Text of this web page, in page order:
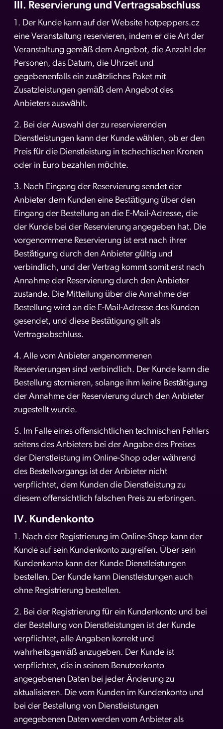
III. Reservierung und Vertragsabschluss
1. Der Kunde kann auf der Website hotpeppers.cz
eine Veranstaltung reservieren, indem er die Art der
Veranstaltung gemäß dem Angebot, die Anzahl der
Personen, das Datum, die Uhrzeit und
gegebenenfalls ein zusätzliches Paket mit
Zusatzleistungen gemäß dem Angebot des
Anbieters auswählt.
2. Bei der Auswahl der zu reservierenden
Dienstleistungen kann der Kunde wählen, ob er den
Preis für die Dienstleistung in tschechischen Kronen
oder in Euro bezahlen möchte.
3. Nach Eingang der Reservierung sendet der
Anbieter dem Kunden eine Bestätigung über den
Eingang der Bestellung an die E-Mail-Adresse, die
der Kunde bei der Reservierung angegeben hat. Die
vorgenommene Reservierung ist erst nach ihrer
Bestätigung durch den Anbieter gültig und
verbindlich, und der Vertrag kommt somit erst nach
Annahme der Reservierung durch den Anbieter
zustande. Die Mitteilung über die Annahme der
Bestellung wird an die E-Mail-Adresse des Kunden
gesendet, und diese Bestätigung gilt als
Vertragsabschluss.
4. Alle vom Anbieter angenommenen
Reservierungen sind verbindlich. Der Kunde kann die
Bestellung stornieren, solange ihm keine Bestätigung
der Annahme der Reservierung durch den Anbieter
zugestellt wurde.
5. Im Falle eines offensichtlichen technischen Fehlers
seitens des Anbieters bei der Angabe des Preises
der Dienstleistung im Online-Shop oder während
des Bestellvorgangs ist der Anbieter nicht
verpflichtet, dem Kunden die Dienstleistung zu
diesem offensichtlich falschen Preis zu erbringen.
IV. Kundenkonto
1. Nach der Registrierung im Online-Shop kann der
Kunde auf sein Kundenkonto zugreifen. Über sein
Kundenkonto kann der Kunde Dienstleistungen
bestellen. Der Kunde kann Dienstleistungen auch
ohne Registrierung bestellen.
2. Bei der Registrierung für ein Kundenkonto und bei
der Bestellung von Dienstleistungen ist der Kunde
verpflichtet, alle Angaben korrekt und
wahrheitsgemäß anzugeben. Der Kunde ist
verpflichtet, die in seinem Benutzerkonto
angegebenen Daten bei jeder Änderung zu
aktualisieren. Die vom Kunden im Kundenkonto und
bei der Bestellung von Dienstleistungen
angegebenen Daten werden vom Anbieter als